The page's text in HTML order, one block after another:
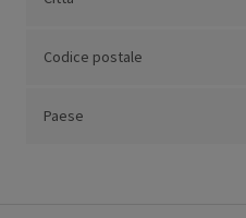
Codice postale
Paese